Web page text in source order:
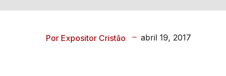
Por Expositor Cristão abril 19, 2017